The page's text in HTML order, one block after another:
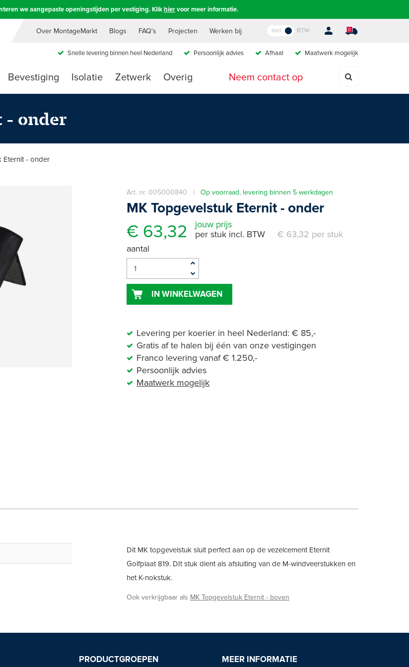
we aangepaste openingstijden per vestiging. Klikhiervoor meer informatie.
Over MontageMarkt Blogs FAQ's Projecten Werken bij incl. BTW 0
Snelle levering binnen heel Nederland Persoonlijk advies Afhaal Maatwerk mogelijk
Bevestiging Isolatie Zetwerk Overig Neem contact op
- onder
Eternit - onder
Art. nr. 005000840 |Op voorraad, levering binnen 5 werkdagen
MK Topgevelstuk Eternit - onder
€ 63,32
jouw prijs
per stuk incl. BTW
€ 63,32 per stuk
aantal
IN WINKELWAGEN
Levering per koerier in heel Nederland: € 85,-
Gratis af te halen bij één van onze vestigingen
Franco levering vanaf € 1.250,-
Persoonlijk advies
Maatwerk mogelijk
Dit MK topgevelstuk sluit perfect aan op de vezelcement Eternit
Golfplaat 819. DIt stuk dient als afsluiting van de M-windveerstukken en
het K-nokstuk.
Ook verkrijgbaar als MK Topgevelstuk Eternit - boven
PRODUCTGROEPEN MEER INFORMATIE